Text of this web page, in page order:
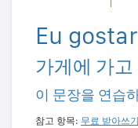
Eu
가게에 가고
이 문장을 연습
참고 항목: 무료 받아쓰